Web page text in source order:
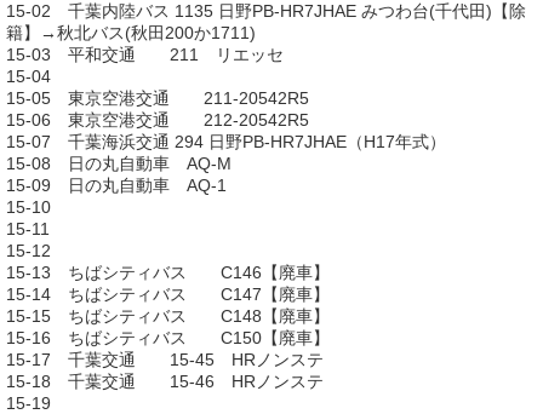
15-02 千葉内陸バス 1135 日野PB-HR7JHAE みつわ台(千代田)【除
籍】→秋北バス(秋田200か1711)
15-03 平和交通 211 リエッセ
15-04
15-05 東京空港交通 211-20542R5
15-06 東京空港交通 212-20542R5
15-07 千葉海浜交通 294 日野PB-HR7JHAE（H17年式）
15-08 日の丸自動車 AQ-M
15-09 日の丸自動車 AQ-1
15-10
15-11
15-12
15-13 ちばシティバス C146【廃車】
15-14 ちばシティバス C147【廃車】
15-15 ちばシティバス C148【廃車】
15-16 ちばシティバス C150【廃車】
15-17 千葉交通 15-45 HRノンステ
15-18 千葉交通 15-46 HRノンステ
15-19